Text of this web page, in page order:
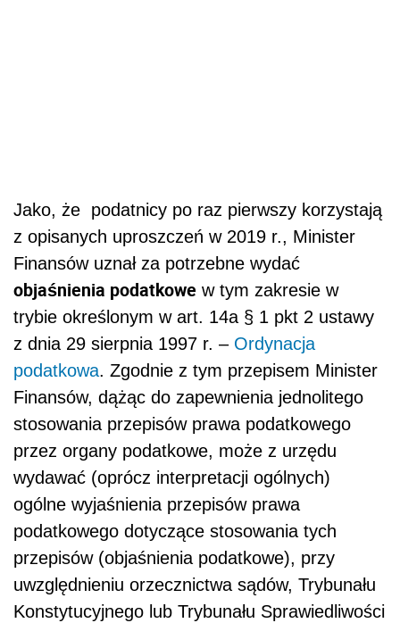
Jako, że podatnicy po raz pierwszy korzystają
z opisanych uproszczeń w 2019 r., Minister
Finansów uznał za potrzebne wydać
objaśnienia podatkowe w tym zakresie w
trybie określonym w art. 14a § 1 pkt 2 ustawy
z dnia 29 sierpnia 1997 r. – Ordynacja
podatkowa. Zgodnie z tym przepisem Minister
Finansów, dążąc do zapewnienia jednolitego
stosowania przepisów prawa podatkowego
przez organy podatkowe, może z urzędu
wydawać (oprócz interpretacji ogólnych)
ogólne wyjaśnienia przepisów prawa
podatkowego dotyczące stosowania tych
przepisów (objaśnienia podatkowe), przy
uwzględnieniu orzecznictwa sądów, Trybunału
Konstytucyjnego lub Trybunału Sprawiedliwości